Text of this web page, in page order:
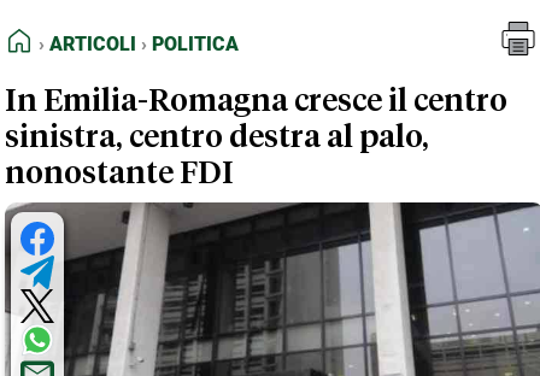
FEED RSS
NORMATIVE DEONTOLOGICHE
TERMINI e CONDIZIONI
HOME
ARTICOLI POLITICA
In Emilia-Romagna cresce il centro
sinistra, centro destra al palo,
nonostante FDI